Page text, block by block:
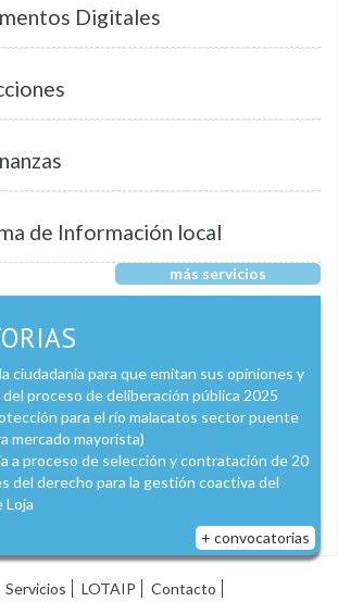
Digitales
de Información local
más servicios
ciudadanía para que emitan sus opiniones y
proceso de deliberación pública 2025
para el río malacatos sector puente
mercado mayorista)
a proceso de selección y contratación de 20
del derecho para la gestión coactiva del
Loja
+ convocatorias
Servicios LOTAIP Contacto